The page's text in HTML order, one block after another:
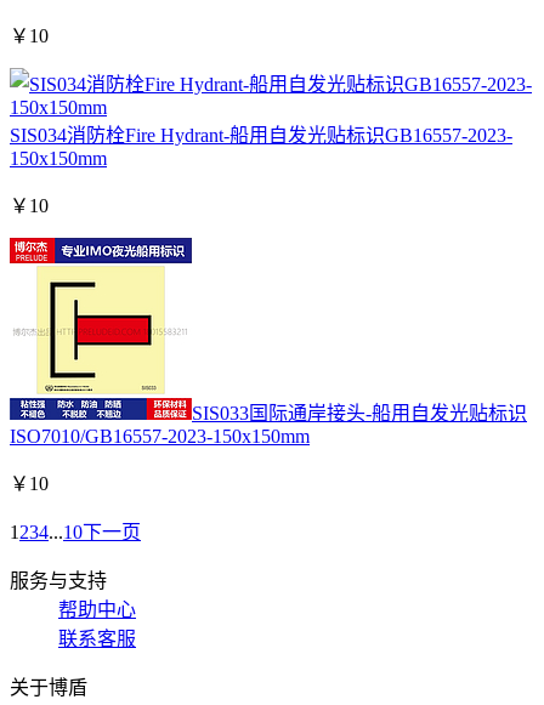
￥ 10
SIS034消防栓Fire Hydrant-船用自发光贴标识GB16557-2023-
150x150mm
￥ 10
SIS033国际通岸接头-船用自发光贴标识
ISO7010/GB16557-2023-150x150mm
￥ 10
1 234...10下一页
服务与支持
帮助中心
联系客服
关于博盾